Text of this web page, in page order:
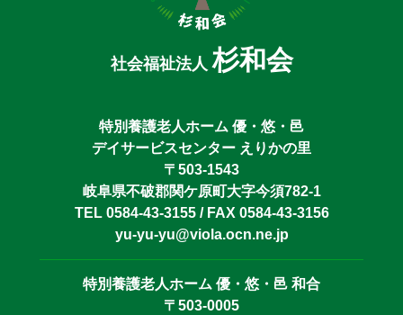
社会福祉法人杉和会
特別養護老人ホーム 優・悠・邑
デイサービスセンター えりかの里
〒503-1543
岐阜県不破郡関ケ原町大字今須782-1
TEL 0584-43-3155 / FAX 0584-43-3156
yu-yu-yu@viola.ocn.ne.jp
特別養護老人ホーム 優・悠・邑 和合
〒503-0005